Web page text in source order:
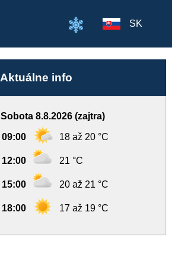
SK
Aktuálne info
Sobota 8.8.2026 (zajtra)
09:00 18 až 20 °C
12:00 21 °C
15:00 20 až 21 °C
18:00 17 až 19 °C